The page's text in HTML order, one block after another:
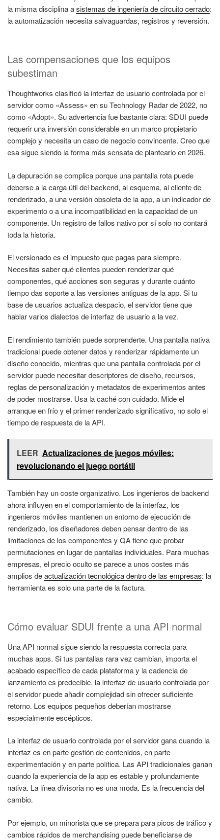
la misma disciplina asistemas de ingeniería de circuito cerrado:
la automatización necesita salvaguardas, registros y reversión.
Las compensaciones que los equipos
subestiman
Thoughtworks clasificó la interfaz de usuario controlada por el
servidor como «Assess» en su Technology Radar de 2022, no
como «Adopt». Su advertencia fue bastante clara: SDUI puede
requerir una inversión considerable en un marco propietario
complejo y necesita un caso de negocio convincente. Creo que
esa sigue siendo la forma más sensata de plantearlo en 2026.
La depuración se complica porque una pantalla rota puede
deberse a la carga útil del backend, al esquema, al cliente de
renderizado, a una versión obsoleta de la app, a un indicador de
experimento o a una incompatibilidad en la capacidad de un
componente. Un registro de fallos nativo por sí solo no contará
toda la historia.
El versionado es el impuesto que pagas para siempre.
Necesitas saber qué clientes pueden renderizar qué
componentes, qué acciones son seguras y durante cuánto
tiempo das soporte a las versiones antiguas de la app. Si tu
base de usuarios actualiza despacio, el servidor tiene que
hablar varios dialectos de interfaz de usuario a la vez.
El rendimiento también puede sorprenderte. Una pantalla nativa
tradicional puede obtener datos y renderizar rápidamente un
diseño conocido, mientras que una pantalla controlada por el
servidor puede necesitar descriptores de diseño, recursos,
reglas de personalización y metadatos de experimentos antes
de poder mostrarse. Usa la caché con cuidado. Mide el
arranque en frío y el primer renderizado significativo, no solo el
tiempo de respuesta de la API.
LEER Actualizaciones de juegos móviles:
revolucionando el juego portátil
También hay un coste organizativo. Los ingenieros de backend
ahora influyen en el comportamiento de la interfaz, los
ingenieros móviles mantienen un entorno de ejecución de
renderizado, los diseñadores deben pensar dentro de las
limitaciones de los componentes y QA tiene que probar
permutaciones en lugar de pantallas individuales. Para muchas
empresas, el precio oculto se parece a unos costes más
amplios deactualización tecnológica dentro de las empresas: la
herramienta es solo una parte de la factura.
Cómo evaluar SDUI frente a una API normal
Una API normal sigue siendo la respuesta correcta para
muchas apps. Si tus pantallas rara vez cambian, importa el
acabado específico de cada plataforma y la cadencia de
lanzamiento es predecible, la interfaz de usuario controlada por
el servidor puede añadir complejidad sin ofrecer suficiente
retorno. Los equipos pequeños deberían mostrarse
especialmente escépticos.
La interfaz de usuario controlada por el servidor gana cuando la
interfaz es en parte gestión de contenidos, en parte
experimentación y en parte política. Las API tradicionales ganan
cuando la experiencia de la app es estable y profundamente
nativa. La línea divisoria no es una moda. Es la frecuencia del
cambio.
Por ejemplo, un minorista que se prepara para picos de tráfico y
cambios rápidos de merchandising puede beneficiarse de